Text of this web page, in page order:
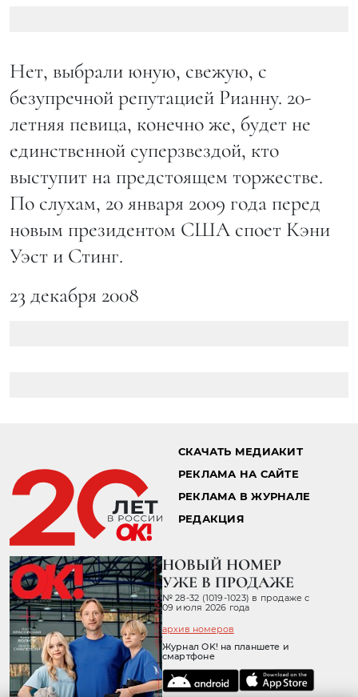
Нет, выбрали юную, свежую, с
безупречной репутацией Рианну. 20-
летняя певица, конечно же, будет не
единственной суперзвездой, кто
выступит на предстоящем торжестве.
По слухам, 20 января 2009 года перед
новым президентом США споет Кэни
Уэст и Стинг.
23 декабря 2008
СКАЧАТЬ МЕДИАКИТ
РЕКЛАМА НА САЙТЕ
РЕКЛАМА В ЖУРНАЛЕ
РЕДАКЦИЯ
НОВЫЙ НОМЕР
УЖЕ В ПРОДАЖЕ
№ 28-32 (1019-1023) в продаже с
09 июля 2026 года
архив номеров
Журнал OK! на планшете и
смартфоне